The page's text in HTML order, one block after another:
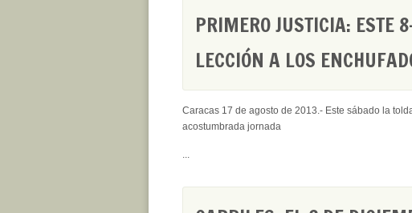
PRIMERO JUSTICIA: ESTE
LECCIÓN A LOS
Caracas 17 de agosto de 2013.- Este sábado la
acostumbrada jornada
...